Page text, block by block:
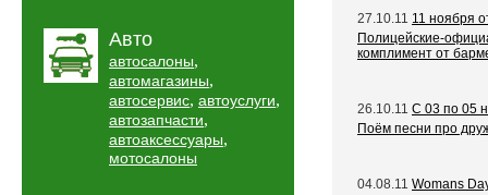
Авто
автосалоны,
автомагазины,
автосервис, автоуслуги,
автозапчасти,
автоаксессуары,
мотосалоны
27.10.11 11 ноября
Полицейские-
комплимент от
26.10.11 C 03 по 05
Поём песни про
04.08.11 Womans